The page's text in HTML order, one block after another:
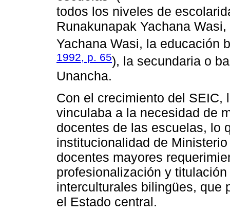
todos los niveles de
Runakunapak Yachana
Yachana Wasi, la educación
1992, p. 65), la secundaria o
Unancha.
Con el crecimiento del SEIC,
vinculaba a la necesidad de
docentes de las escuelas, lo
institucionalidad de
docentes mayores
profesionalización y
interculturales bilingües, que
el Estado central.